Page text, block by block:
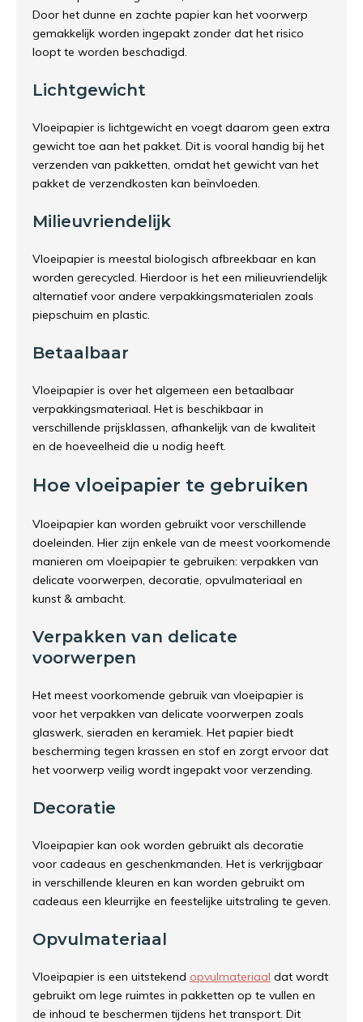
Door het dunne en zachte papier kan het voorwerp
gemakkelijk worden ingepakt zonder dat het risico
loopt te worden beschadigd.
Lichtgewicht
Vloeipapier is lichtgewicht en voegt daarom geen extra
gewicht toe aan het pakket. Dit is vooral handig bij het
verzenden van pakketten, omdat het gewicht van het
pakket de verzendkosten kan beïnvloeden.
Milieuvriendelijk
Vloeipapier is meestal biologisch afbreekbaar en kan
worden gerecycled. Hierdoor is het een milieuvriendelijk
alternatief voor andere verpakkingsmaterialen zoals
piepschuim en plastic.
Betaalbaar
Vloeipapier is over het algemeen een betaalbaar
verpakkingsmateriaal. Het is beschikbaar in
verschillende prijsklassen, afhankelijk van de kwaliteit
en de hoeveelheid die u nodig heeft.
Hoe vloeipapier te gebruiken
Vloeipapier kan worden gebruikt voor verschillende
doeleinden. Hier zijn enkele van de meest voorkomende
manieren om vloeipapier te gebruiken: verpakken van
delicate voorwerpen, decoratie, opvulmateriaal en
kunst & ambacht.
Verpakken van delicate
voorwerpen
Het meest voorkomende gebruik van vloeipapier is
voor het verpakken van delicate voorwerpen zoals
glaswerk, sieraden en keramiek. Het papier biedt
bescherming tegen krassen en stof en zorgt ervoor dat
het voorwerp veilig wordt ingepakt voor verzending.
Decoratie
Vloeipapier kan ook worden gebruikt als decoratie
voor cadeaus en geschenkmanden. Het is verkrijgbaar
in verschillende kleuren en kan worden gebruikt om
cadeaus een kleurrijke en feestelijke uitstraling te geven.
Opvulmateriaal
Vloeipapier is een uitstekend opvulmateriaal dat wordt
gebruikt om lege ruimtes in pakketten op te vullen en
de inhoud te beschermen tijdens het transport. Dit